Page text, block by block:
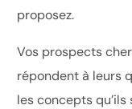
proposez.
Vos prospects
répondent à leurs
les concepts